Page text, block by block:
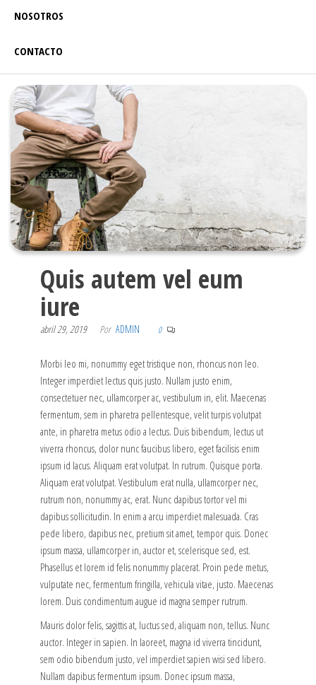
NOSOTROS
CONTACTO
Quis autem vel eum
iure
abril 29, 2019 Por ADMIN 0
Morbi leo mi, nonummy eget tristique non, rhoncus non leo.
Integer imperdiet lectus quis justo. Nullam justo enim,
consectetuer nec, ullamcorper ac, vestibulum in, elit. Maecenas
fermentum, sem in pharetra pellentesque, velit turpis volutpat
ante, in pharetra metus odio a lectus. Duis bibendum, lectus ut
viverra rhoncus, dolor nunc faucibus libero, eget facilisis enim
ipsum id lacus. Aliquam erat volutpat. In rutrum. Quisque porta.
Aliquam erat volutpat. Vestibulum erat nulla, ullamcorper nec,
rutrum non, nonummy ac, erat. Nunc dapibus tortor vel mi
dapibus sollicitudin. In enim a arcu imperdiet malesuada. Cras
pede libero, dapibus nec, pretium sit amet, tempor quis. Donec
ipsum massa, ullamcorper in, auctor et, scelerisque sed, est.
Phasellus et lorem id felis nonummy placerat. Proin pede metus,
vulputate nec, fermentum fringilla, vehicula vitae, justo. Maecenas
lorem. Duis condimentum augue id magna semper rutrum.
Mauris dolor felis, sagittis at, luctus sed, aliquam non, tellus. Nunc
auctor. Integer in sapien. In laoreet, magna id viverra tincidunt,
sem odio bibendum justo, vel imperdiet sapien wisi sed libero.
Nullam dapibus fermentum ipsum. Donec ipsum massa,